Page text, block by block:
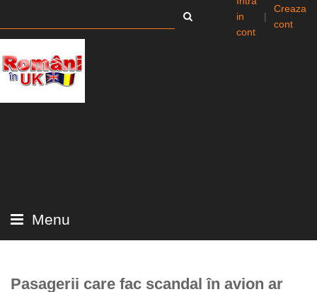
in
cont
|
Creaza
cont
Menu
Pasagerii care fac scandal în avion ar